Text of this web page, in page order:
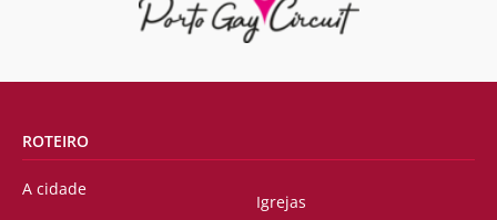
ROTEIRO
A cidade
Igrejas